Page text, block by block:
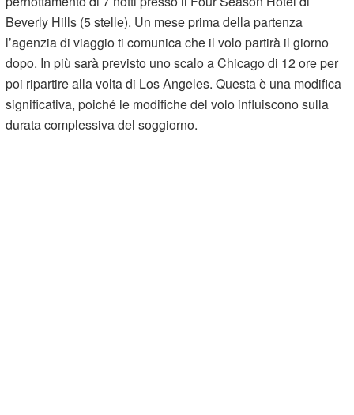
Beverly Hills (5 stelle). Un mese prima della partenza
l’agenzia di viaggio ti comunica che il volo partirà il giorno
dopo. In più sarà previsto uno scalo a Chicago di 12 ore per
poi ripartire alla volta di Los Angeles. Questa è una modifica
significativa, poiché le modifiche del volo influiscono sulla
durata complessiva del soggiorno.